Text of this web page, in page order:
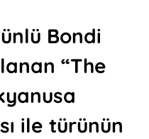
Bondi
“The
ile türünün